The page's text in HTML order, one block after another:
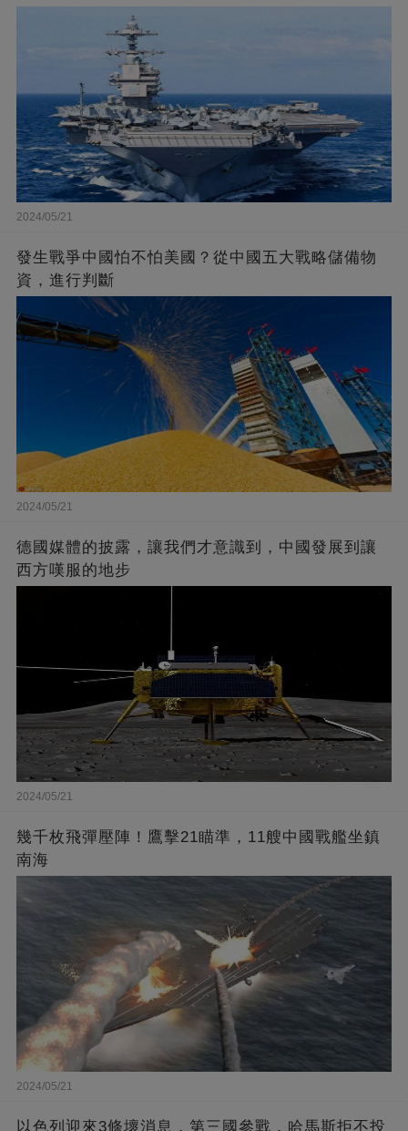
2024/05/21
發生戰爭中國怕不怕美國？從中國五大戰略儲備物
資，進行判斷
2024/05/21
德國媒體的披露，讓我們才意識到，中國發展到讓
西方嘆服的地步
2024/05/21
幾千枚飛彈壓陣！鷹擊21瞄準，11艘中國戰艦坐鎮
南海
2024/05/21
以色列迎來3條壞消息，第三國參戰，哈馬斯拒不投